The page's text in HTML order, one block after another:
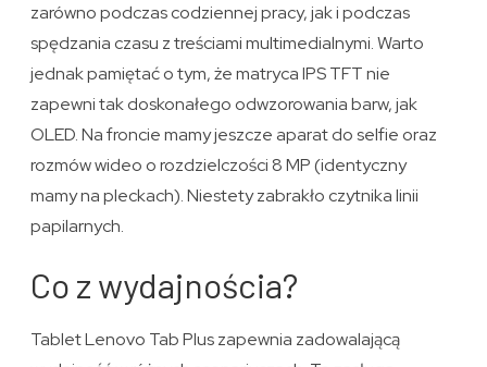
zarówno podczas codziennej pracy, jak i podczas
spędzania czasu z treściami multimedialnymi. Warto
jednak pamiętać o tym, że matryca IPS TFT nie
zapewni tak doskonałego odwzorowania barw, jak
OLED. Na froncie mamy jeszcze aparat do selfie oraz
rozmów wideo o rozdzielczości 8 MP (identyczny
mamy na pleckach). Niestety zabrakło czytnika linii
papilarnych.
Co z wydajnościa?
Tablet Lenovo Tab Plus zapewnia zadowalającą